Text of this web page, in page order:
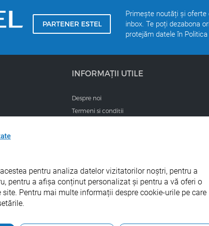
PARTENER ESTEL
Primește noutăți și oferte
inbox. Te poți dezabona
protejăm datele în
INFORMAȚII UTILE
Despre noi
Termeni si conditii
promoționale
Politica COOKIES
Politica de confidentialitate
pentru analiza datelor vizitatorilor noștri, pentru a
pentru a afișa conținut personalizat și pentru a vă oferi o
site. Pentru mai multe informații despre cookie-urile pe care